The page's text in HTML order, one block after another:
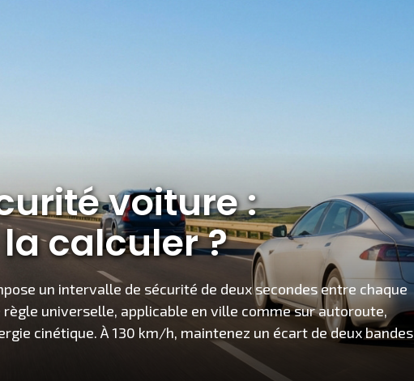
voiture :
calculer ?
un intervalle de sécurité de deux secondes entre chaque
universelle, applicable en ville comme sur autoroute,
cinétique. À 130 km/h, maintenez un écart de deux bandes